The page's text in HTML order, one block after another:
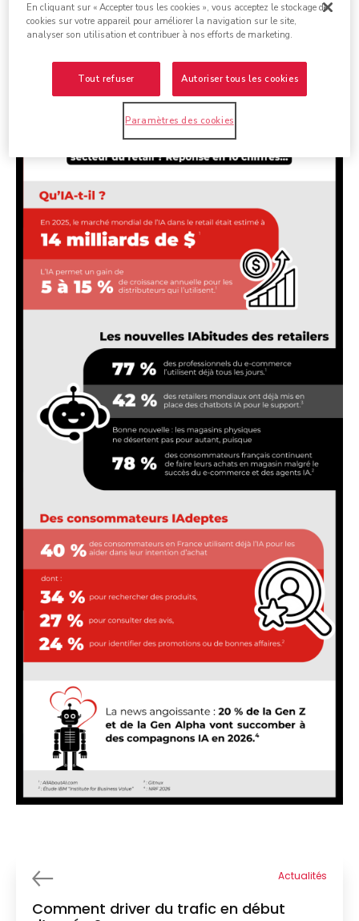
Actualités
Comment driver du trafic en début
En cliquant sur « Accepter tous les cookies », vous acceptez le stockage de
cookies sur votre appareil pour améliorer la navigation sur le site,
analyser son utilisation et contribuer à nos efforts de marketing.
Tout refuser Autoriser tous les cookies
Paramètres des cookies